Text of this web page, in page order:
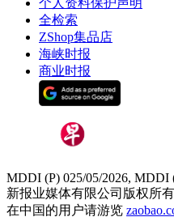
个人资料保护声明
全检索
ZShop集品店
海峡时报
商业时报
MDDI (P) 025/05/2026, MDDI
新报业媒体有限公司版权所
在中国的用户请游览